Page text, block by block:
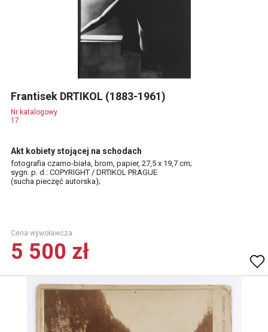
Frantisek DRTIKOL (1883-1961)
Nr katalogowy
17
Akt kobiety stojącej na schodach
fotografia czarno-biała, brom, papier, 27,5 x 19,7 cm;
sygn. p. d.: COPYRIGHT / DRTIKOL PRAGUE
(sucha pieczęć autorska);
Cena wywoławcza.
5 500 zł